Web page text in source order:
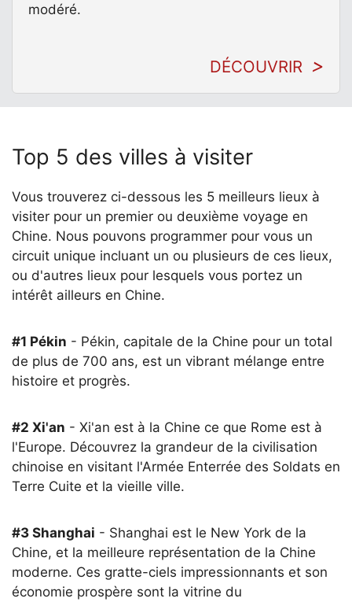
modéré.
DÉCOUVRIR
Top 5 des villes à visiter
Vous trouverez ci-dessous les 5 meilleurs lieux à
visiter pour un premier ou deuxième voyage en
Chine. Nous pouvons programmer pour vous un
circuit unique incluant un ou plusieurs de ces lieux,
ou d'autres lieux pour lesquels vous portez un
intérêt ailleurs en Chine.
#1 Pékin - Pékin, capitale de la Chine pour un total
de plus de 700 ans, est un vibrant mélange entre
histoire et progrès.
#2 Xi'an - Xi'an est à la Chine ce que Rome est à
l'Europe. Découvrez la grandeur de la civilisation
chinoise en visitant l'Armée Enterrée des Soldats en
Terre Cuite et la vieille ville.
#3 Shanghai - Shanghai est le New York de la
Chine, et la meilleure représentation de la Chine
moderne. Ces gratte-ciels impressionnants et son
économie prospère sont la vitrine du